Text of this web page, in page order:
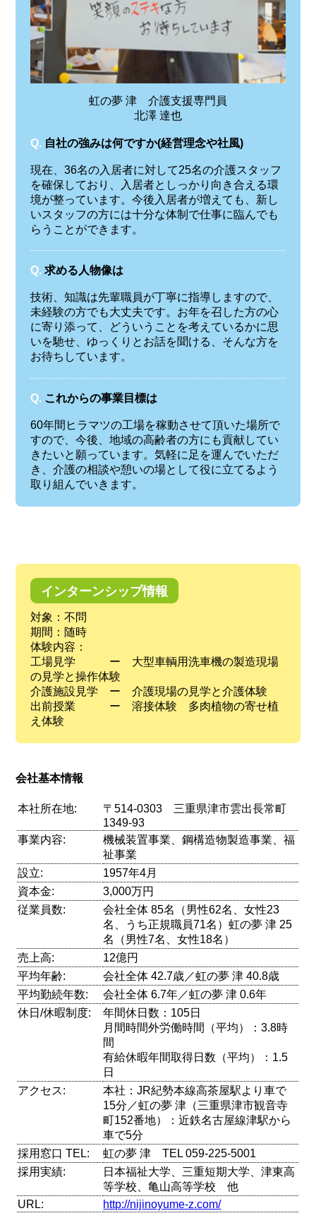
虹の夢 津 介護支援専門員
北澤 達也
Q. 自社の強みは何ですか(経営理念や社風)
現在、36名の入居者に対して25名の介護スタッフ
を確保しており、入居者としっかり向き合える環
境が整っています。今後入居者が増えても、新し
いスタッフの方には十分な体制で仕事に臨んでも
らうことができます。
Q. 求める人物像は
技術、知識は先輩職員が丁寧に指導しますので、
未経験の方でも大丈夫です。お年を召した方の心
に寄り添って、どういうことを考えているかに思
いを馳せ、ゆっくりとお話を聞ける、そんな方を
お待ちしています。
Q. これからの事業目標は
60年間ヒラマツの工場を稼動させて頂いた場所で
すので、今後、地域の高齢者の方にも貢献してい
きたいと願っています。気軽に足を運んでいただ
き、介護の相談や憩いの場として役に立てるよう
取り組んでいきます。
インターンシップ情報
対象：不問
期間：随時
体験内容：
工場見学 ー 大型車輌用洗車機の製造現場
の見学と操作体験
介護施設見学 ー 介護現場の見学と介護体験
出前授業 ー 溶接体験 多肉植物の寄せ植
え体験
会社基本情報
本社所在地:
〒514-0303 三重県津市雲出長常町
1349-93
事業内容:
機械装置事業、鋼構造物製造事業、福
祉事業
設立:
1957年4月
資本金:
3,000万円
従業員数:
会社全体 85名（男性62名、女性23
名、うち正規職員71名）虹の夢 津 25
名（男性7名、女性18名）
売上高:
12億円
平均年齢:
会社全体 42.7歳／虹の夢 津 40.8歳
平均勤続年数:
会社全体 6.7年／虹の夢 津 0.6年
休日/休暇制度:
年間休日数：105日
月間時間外労働時間（平均）：3.8時
間
有給休暇年間取得日数（平均）：1.5
日
アクセス:
本社：JR紀勢本線高茶屋駅より車で
15分／虹の夢 津（三重県津市観音寺
町152番地）：近鉄名古屋線津駅から
車で5分
採用窓口 TEL:
虹の夢 津 TEL 059-225-5001
採用実績:
日本福祉大学、三重短期大学、津東高
等学校、亀山高等学校 他
URL:
http://nijinoyume-z.com/